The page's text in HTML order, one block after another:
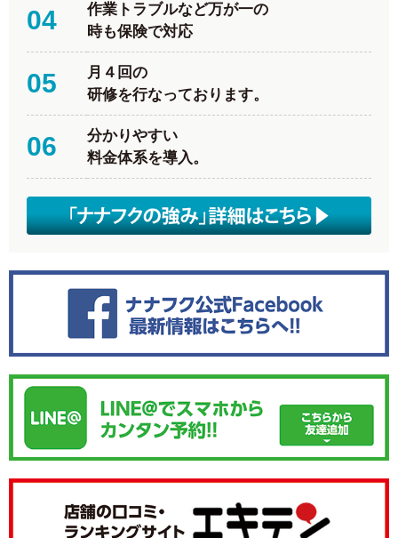
04
作業トラブルなど万が一の
時も保険で対応
05
月４回の
研修を行なっております。
06
分かりやすい
料金体系を導入。